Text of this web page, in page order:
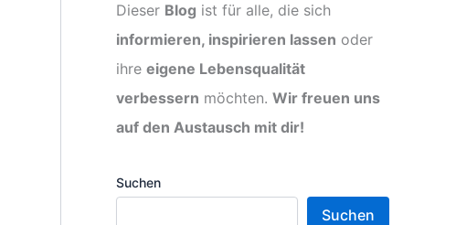
Dieser Blog ist für alle, die sich
informieren, inspirieren lassen oder
ihre eigene Lebensqualität
verbessern möchten. Wir freuen uns
auf den Austausch mit dir!
Suchen
Suchen